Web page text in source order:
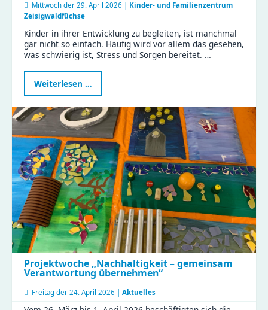
Mittwoch der 29. April 2026 | Kinder- und Familienzentrum
Zeisigwaldfüchse
Kinder in ihrer Entwicklung zu begleiten, ist manchmal
gar nicht so einfach. Häufig wird vor allem das gesehen,
was schwierig ist, Stress und Sorgen bereitet. …
Weiterlesen …
„Schatzsuche
–
Schule
in
Sicht“
Projektwoche „Nachhaltigkeit – gemeinsam
Verantwortung übernehmen“
Freitag der 24. April 2026 | Aktuelles